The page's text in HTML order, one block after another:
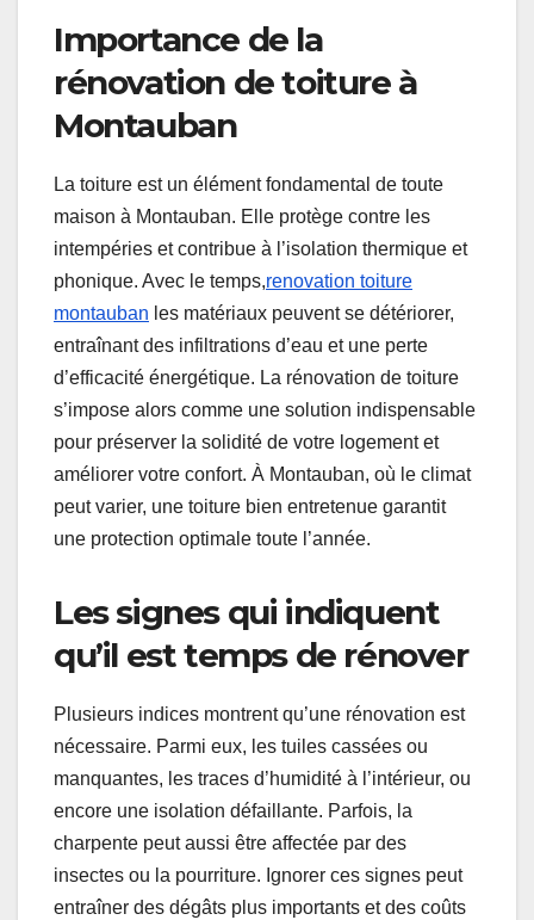
Importance de la
rénovation de toiture à
Montauban
La toiture est un élément fondamental de toute
maison à Montauban. Elle protège contre les
intempéries et contribue à l’isolation thermique et
phonique. Avec le temps,renovation toiture
montauban les matériaux peuvent se détériorer,
entraînant des infiltrations d’eau et une perte
d’efficacité énergétique. La rénovation de toiture
s’impose alors comme une solution indispensable
pour préserver la solidité de votre logement et
améliorer votre confort. À Montauban, où le climat
peut varier, une toiture bien entretenue garantit
une protection optimale toute l’année.
Les signes qui indiquent
qu’il est temps de rénover
Plusieurs indices montrent qu’une rénovation est
nécessaire. Parmi eux, les tuiles cassées ou
manquantes, les traces d’humidité à l’intérieur, ou
encore une isolation défaillante. Parfois, la
charpente peut aussi être affectée par des
insectes ou la pourriture. Ignorer ces signes peut
entraîner des dégâts plus importants et des coûts